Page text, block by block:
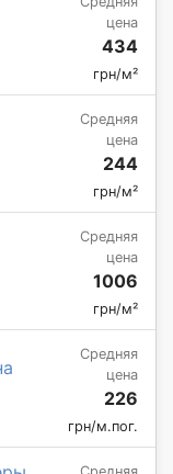
цена
434
грн/м²
Средняя
цена
244
грн/м²
Средняя
цена
1006
грн/м²
Средняя
цена
226
грн/м.пог.